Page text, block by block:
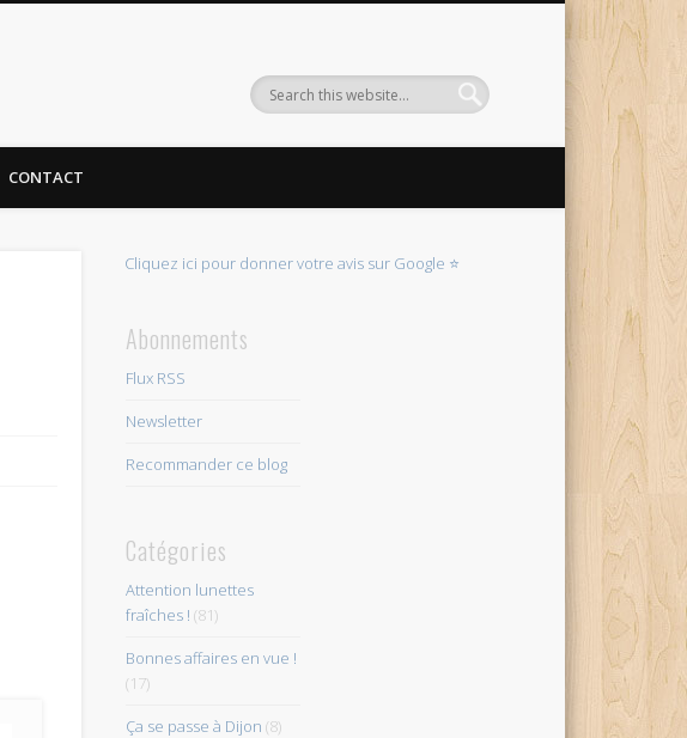
CONTACT
Cliquez ici pour donner votre avis sur Google ⭐
Abonnements
Flux RSS
Newsletter
Recommander ce blog
Catégories
Attention lunettes
fraîches ! (81)
Bonnes affaires en vue !
(17)
Ça se passe à Dijon (8)